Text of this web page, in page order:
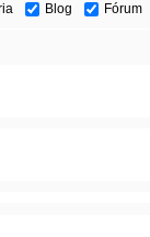
Blog Fórum